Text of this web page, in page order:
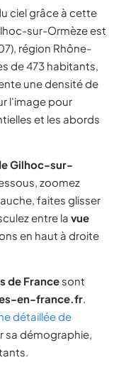
ciel grâce à cette
sur-Ormèze est
région Rhône-
de 473 habitants,
une densité de
l'image pour
et les abords
Gilhoc-sur-
zoomez
faites glisser
entre la vue
en haut à droite
de France sont
en-france.fr.
détaillée de
sa démographie,